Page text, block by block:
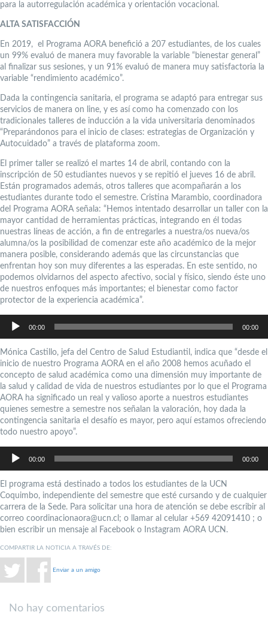
para la autorregulación académica y orientación vocacional.
ALTA SATISFACCIÓN
En 2019, el Programa AORA benefició a 207 estudiantes, de los cuales
un 99% evaluó de manera muy favorable la variable “bienestar general”
al finalizar sus sesiones, y un 91% evaluó de manera muy satisfactoria la
variable “rendimiento académico”.
Dada la contingencia sanitaria, el programa se adaptó para entregar sus
servicios de manera on line, y es así como ha comenzado con los
tradicionales talleres de inducción a la vida universitaria denominados
“Preparándonos para el inicio de clases: estrategias de Organización y
Autocuidado” a través de plataforma zoom.
El primer taller se realizó el martes 14 de abril, contando con la
inscripción de 50 estudiantes nuevos y se repitió el jueves 16 de abril.
Están programados además, otros talleres que acompañarán a los
estudiantes durante todo el semestre. Cristina Marambio, coordinadora
del Programa AORA señala: “Hemos intentado desarrollar un taller con la
mayor cantidad de herramientas prácticas, integrando en él todas
nuestras líneas de acción, a fin de entregarles a nuestra/os nueva/os
alumna/os la posibilidad de comenzar este año académico de la mejor
manera posible, considerando además que las circunstancias que
enfrentan hoy son muy diferentes a las esperadas. En este sentido, no
podemos olvidarnos del aspecto afectivo, social y físico, siendo éste uno
de nuestros enfoques más importantes; el bienestar como factor
protector de la experiencia académica”.
audio
00:00 00:00
Mónica Castillo, jefa del Centro de Salud Estudiantil, indica que “desde el
inicio de nuestro Programa AORA en el año 2008 hemos acuñado el
concepto de salud académica como una dimensión muy importante de
la salud y calidad de vida de nuestros estudiantes por lo que el Programa
AORA ha significado un real y valioso aporte a nuestros estudiantes
quienes semestre a semestre nos señalan la valoración, hoy dada la
contingencia sanitaria el desafío es mayor, pero aquí estamos ofreciendo
todo nuestro apoyo”.
audio
00:00 00:00
El programa está destinado a todos los estudiantes de la UCN
Coquimbo, independiente del semestre que esté cursando y de cualquier
carrera de la Sede. Para solicitar una hora de atención se debe escribir al
correo coordinacionaora@ucn.cl; o llamar al celular +569 42091410 ; o
bien escribir un mensaje al Facebook o Instagram AORA UCN.
COMPARTIR LA NOTICIA A TRAVÉS DE:
Enviar a un amigo
No hay comentarios